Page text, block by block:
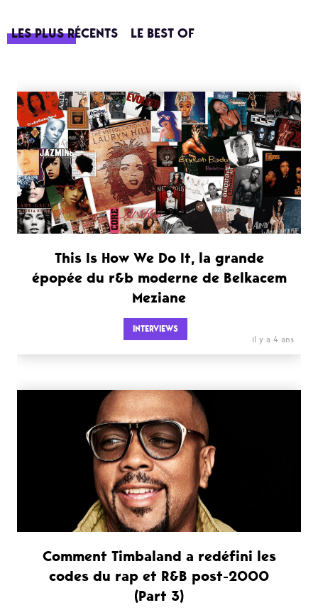
LES PLUS RÉCENTS LE BEST OF
This Is How We Do It, la grande
épopée du r&b moderne de Belkacem
Meziane
INTERVIEWS
il y a 4 ans
Comment Timbaland a redéfini les
codes du rap et R&B post-2000
(Part 3)